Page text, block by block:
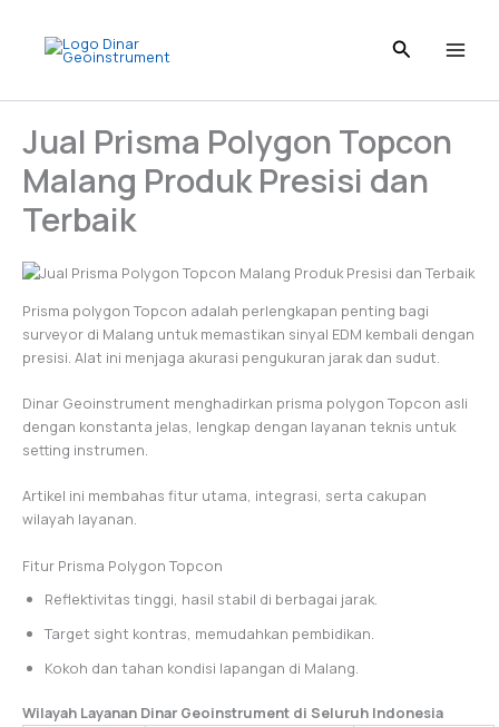
content
s
a
m
n
I
n
k
n
e
s
t
c
o
k
Jual Prisma Polygon Topcon
Malang Produk Presisi dan
Terbaik
Prisma polygon Topcon adalah perlengkapan penting bagi
surveyor di Malang untuk memastikan sinyal EDM kembali dengan
presisi. Alat ini menjaga akurasi pengukuran jarak dan sudut.
Dinar Geoinstrument menghadirkan prisma polygon Topcon asli
dengan konstanta jelas, lengkap dengan layanan teknis untuk
setting instrumen.
Artikel ini membahas fitur utama, integrasi, serta cakupan
wilayah layanan.
Fitur Prisma Polygon Topcon
Reflektivitas tinggi, hasil stabil di berbagai jarak.
Target sight kontras, memudahkan pembidikan.
Kokoh dan tahan kondisi lapangan di Malang.
Wilayah Layanan Dinar Geoinstrument di Seluruh Indonesia